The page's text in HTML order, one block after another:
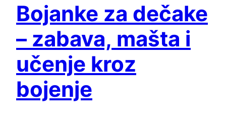
Bojanke za dečake
– zabava, mašta i
učenje kroz
bojenje